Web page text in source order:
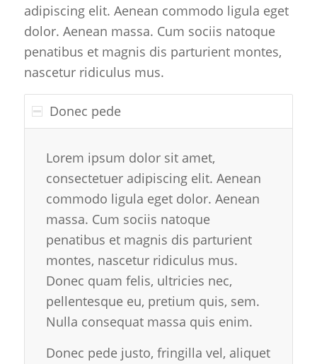
adipiscing elit. Aenean commodo ligula eget
dolor. Aenean massa. Cum sociis natoque
penatibus et magnis dis parturient montes,
nascetur ridiculus mus.
Donec pede
Lorem ipsum dolor sit amet,
consectetuer adipiscing elit. Aenean
commodo ligula eget dolor. Aenean
massa. Cum sociis natoque
penatibus et magnis dis parturient
montes, nascetur ridiculus mus.
Donec quam felis, ultricies nec,
pellentesque eu, pretium quis, sem.
Nulla consequat massa quis enim.
Donec pede justo, fringilla vel, aliquet